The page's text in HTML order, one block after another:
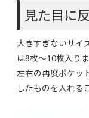
見た目に
大きすぎないサイ
は8枚～10枚入りま
左右の再度ポケッ
したものを入れる